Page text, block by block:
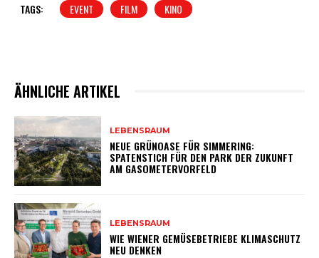
TAGS: EVENT FILM KINO
ÄHNLICHE ARTIKEL
LEBENSRAUM
NEUE GRÜNOASE FÜR SIMMERING:
SPATENSTICH FÜR DEN PARK DER ZUKUNFT
AM GASOMETERVORFELD
LEBENSRAUM
WIE WIENER GEMÜSEBETRIEBE KLIMASCHUTZ
NEU DENKEN